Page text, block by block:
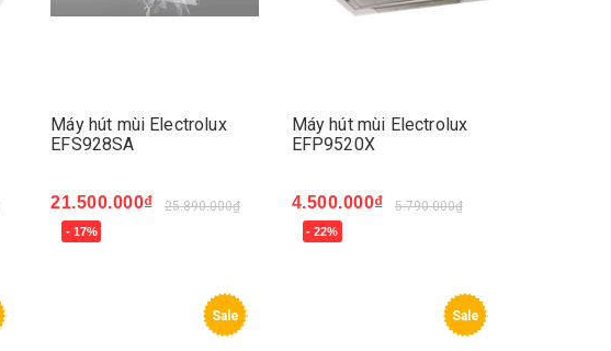
Máy hút mùi Electrolux
EFS928SA
21.500.000₫ 25.890.000₫
- 17%
Mua ngay
Máy hút mùi Electrolux
EFP9520X
4.500.000₫ 5.790.000₫
- 22%
Mua ngay
Sale Sale